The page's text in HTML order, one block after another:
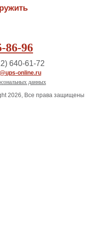
86-96
640-61-72
online.ru
данных
2026, Все права защищены